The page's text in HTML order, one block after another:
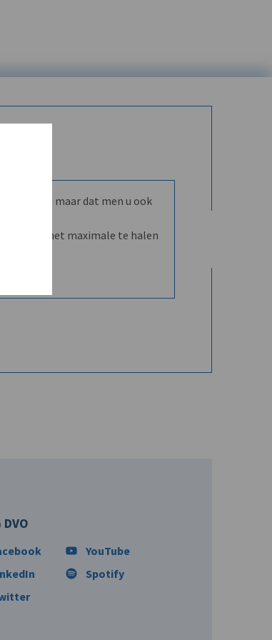
kennen maar dat men u ook
helpt u het maximale te halen
DVO
YouTube
Spotify